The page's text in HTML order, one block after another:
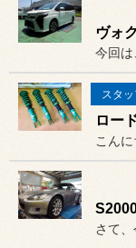
スタ